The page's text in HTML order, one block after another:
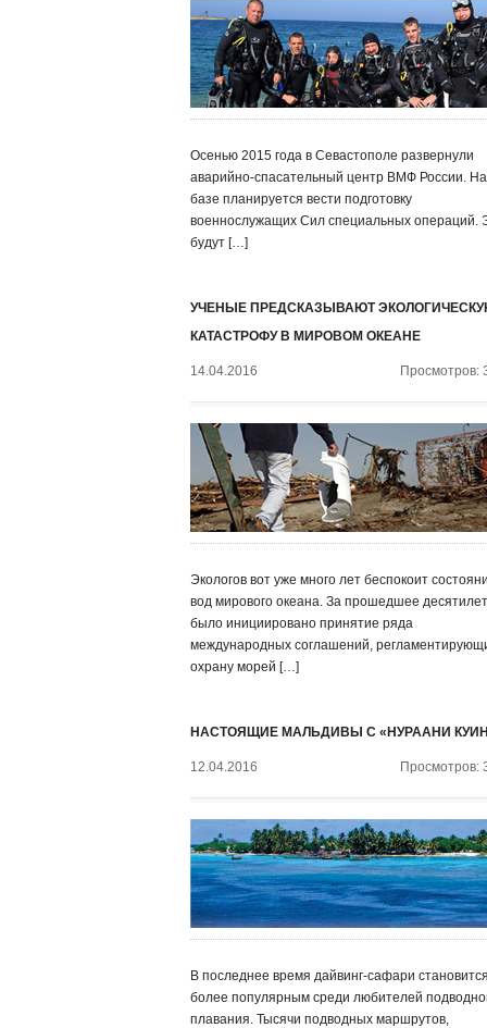
Осенью 2015 года в Севастополе развернули
аварийно-спасательный центр ВМФ России. На
базе планируется вести подготовку
военнослужащих Сил специальных операций.
будут […]
УЧЕНЫЕ ПРЕДСКАЗЫВАЮТ
КАТАСТРОФУ В МИРОВОМ ОКЕАНЕ
14.04.2016 Просмотров:
Экологов вот уже много лет беспокоит
вод мирового океана. За прошедшее
было инициировано принятие ряда
международных соглашений,
охрану морей […]
НАСТОЯЩИЕ МАЛЬДИВЫ С «НУРААНИ
12.04.2016 Просмотров:
В последнее время дайвинг-сафари
более популярным среди любителей
плавания. Тысячи подводных маршрутов,